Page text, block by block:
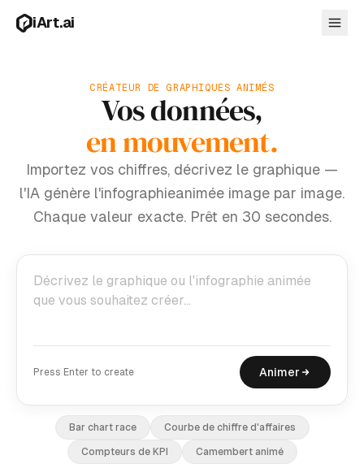
iArt.ai
Commencer gratuitement
CRÉATEUR DE GRAPHIQUES ANIMÉS
Vos données,
en mouvement.
Importez vos chiffres, décrivez le graphique —
l'IA génère l'infographieanimée image par image.
Chaque valeur exacte. Prêt en 30 secondes.
Press Enter to create Animer
Bar chart race Courbe de chiffre d'affaires
Compteurs de KPI Camembert animé